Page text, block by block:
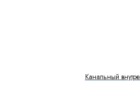
Канальный